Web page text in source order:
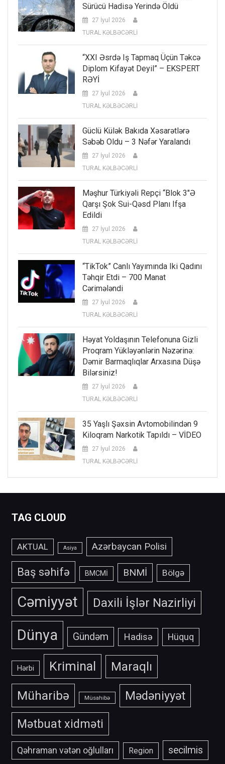
Sürücü Hadisə Yerində Öldü
27 İyul 2026
TURAL KƏLBƏCƏRLİ
“XXI Əsrdə Iş Tapmaq Üçün Təkcə
Diplom Kifayət Deyil” – EKSPERT
RƏYİ
27 İyul 2026
TURAL KƏLBƏCƏRLİ
Güclü Külək Bakıda Xəsarətlərə
Səbəb Oldu – 3 Nəfər Yaralandı
27 İyul 2026
TURAL KƏLBƏCƏRLİ
Məşhur Türkiyəli Repçi “Blok 3″ə
Qarşı Şok Sui-Qəsd Planı Ifşa
Edildi
27 İyul 2026
TURAL KƏLBƏCƏRLİ
“TikTok” Canlı Yayımında Iki Qadını
Təhqir Etdi – 700 Manat
Cərimələndi
27 İyul 2026
TURAL KƏLBƏCƏRLİ
Həyat Yoldaşının Telefonuna Gizli
Proqram Yükləyənlərin Nəzərinə:
Dəmir Barmaqlıqlar Arxasına Düşə
Bilərsiniz!
27 İyul 2026
TURAL KƏLBƏCƏRLİ
35 Yaşlı Şəxsin Avtomobilindən 9
Kiloqram Narkotik Tapıldı – VİDEO
27 İyul 2026
TURAL KƏLBƏCƏRLİ
TAG CLOUD
AKTUAL Asiya Azərbaycan Polisi
Baş səhifə BMCMİ BNMİ Bölgə
Cəmiyyət Daxili İşlər Nazirliyi
Dünya Gündəm Hadisə Hüquq
Hərbi Kriminal Maraqlı
Müharibə Müsahibə
Mədəniyyət
Mətbuat xidməti
Qəhraman vətən oğlulları Region secilmis